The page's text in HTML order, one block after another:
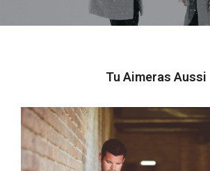
Tu Aimeras Aussi